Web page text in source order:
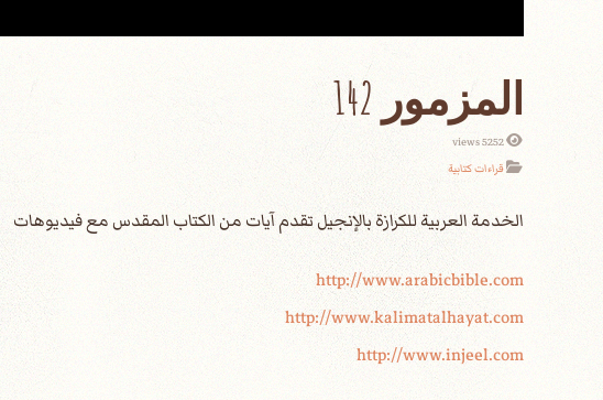
المزمور 142
5252 views
قراءات كتابية
الخدمة العربية للكرازة بالإنجيل تقدم آيات من الكتاب المقدس مع فيديوهات
http://www.arabicbible.com
http://www.kalimatalhayat.com
http://www.injeel.com